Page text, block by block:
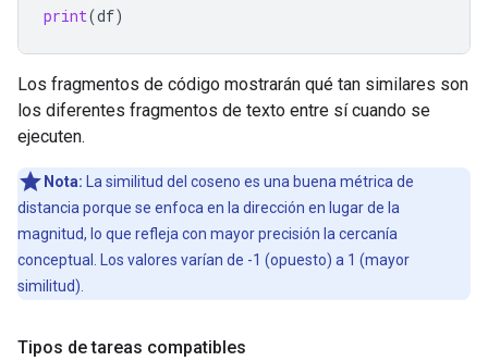
print(df)
Los fragmentos de código mostrarán qué tan similares son
los diferentes fragmentos de texto entre sí cuando se
ejecuten.
Nota: La similitud del coseno es una buena métrica de
distancia porque se enfoca en la dirección en lugar de la
magnitud, lo que refleja con mayor precisión la cercanía
conceptual. Los valores varían de -1 (opuesto) a 1 (mayor
similitud).
Tipos de tareas compatibles